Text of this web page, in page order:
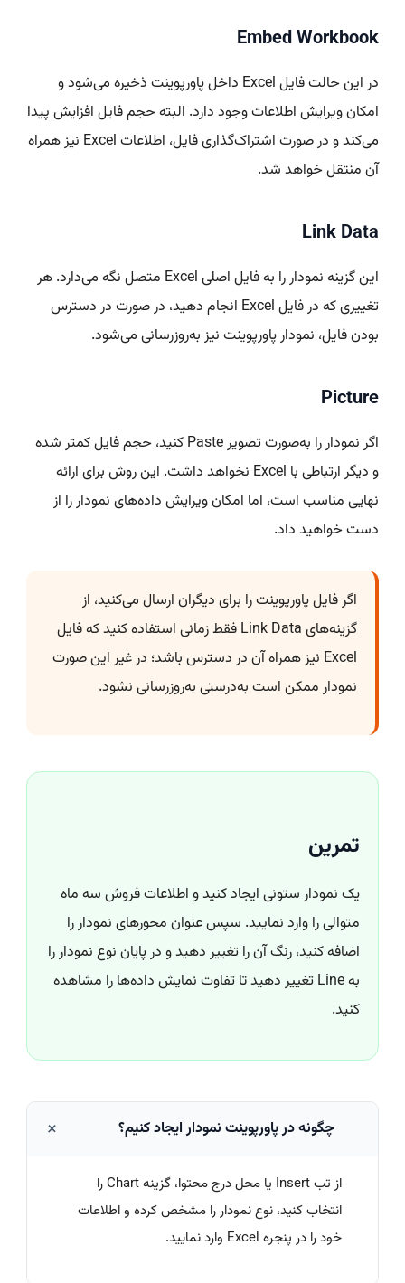
Embed Workbook
در این حالت فایل Excel داخل پاورپوینت ذخیره می‌شود و
امکان ویرایش اطلاعات وجود دارد. البته حجم فایل افزایش پیدا
می‌کند و در صورت اشتراک‌گذاری فایل، اطلاعات Excel نیز همراه
آن منتقل خواهد شد.
Link Data
این گزینه نمودار را به فایل اصلی Excel متصل نگه می‌دارد. هر
تغییری که در فایل Excel انجام دهید، در صورت در دسترس
بودن فایل، نمودار پاورپوینت نیز به‌روزرسانی می‌شود.
Picture
اگر نمودار را به‌صورت تصویر Paste کنید، حجم فایل کمتر شده
و دیگر ارتباطی با Excel نخواهد داشت. این روش برای ارائه
نهایی مناسب است، اما امکان ویرایش داده‌های نمودار را از
دست خواهید داد.
اگر فایل پاورپوینت را برای دیگران ارسال می‌کنید، از
گزینه‌های Link Data فقط زمانی استفاده کنید که فایل
Excel نیز همراه آن در دسترس باشد؛ در غیر این صورت
نمودار ممکن است به‌درستی به‌روزرسانی نشود.
تمرین
یک نمودار ستونی ایجاد کنید و اطلاعات فروش سه ماه
متوالی را وارد نمایید. سپس عنوان محورهای نمودار را
اضافه کنید، رنگ آن را تغییر دهید و در پایان نوع نمودار را
به Line تغییر دهید تا تفاوت نمایش داده‌ها را مشاهده
کنید.
چگونه در پاورپوینت نمودار ایجاد کنیم؟
از تب Insert یا محل درج محتوا، گزینه Chart را
انتخاب کنید، نوع نمودار را مشخص کرده و اطلاعات
خود را در پنجره Excel وارد نمایید.